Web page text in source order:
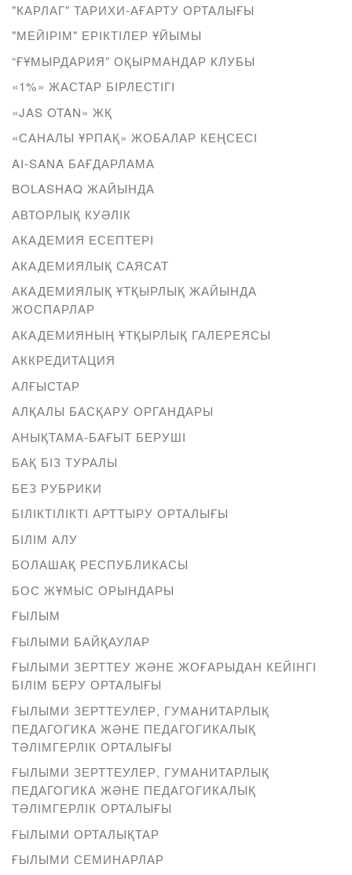
"КАРЛАГ" ТАРИХИ-АҒАРТУ ОРТАЛЫҒЫ
"МЕЙІРІМ" ЕРІКТІЛЕР ҰЙЫМЫ
“ҒҰМЫРДАРИЯ” ОҚЫРМАНДАР КЛУБЫ
«1%» ЖАСТАР БІРЛЕСТІГІ
«JAS OTAN» ЖҚ
«САНАЛЫ ҰРПАҚ» ЖОБАЛАР КЕҢСЕСІ
AI-SANA БАҒДАРЛАМА
BOLASHAQ ЖАЙЫНДА
АВТОРЛЫҚ КУӘЛІК
АКАДЕМИЯ ЕСЕПТЕРІ
АКАДЕМИЯЛЫҚ САЯСАТ
АКАДЕМИЯЛЫҚ ҰТҚЫРЛЫҚ ЖАЙЫНДА
ЖОСПАРЛАР
АКАДЕМИЯНЫҢ ҰТҚЫРЛЫҚ ГАЛЕРЕЯСЫ
АККРЕДИТАЦИЯ
АЛҒЫСТАР
АЛҚАЛЫ БАСҚАРУ ОРГАНДАРЫ
АНЫҚТАМА-БАҒЫТ БЕРУШІ
БАҚ БІЗ ТУРАЛЫ
БЕЗ РУБРИКИ
БІЛІКТІЛІКТІ АРТТЫРУ ОРТАЛЫҒЫ
БІЛІМ АЛУ
БОЛАШАҚ РЕСПУБЛИКАСЫ
БОС ЖҰМЫС ОРЫНДАРЫ
ҒЫЛЫМ
ҒЫЛЫМИ БАЙҚАУЛАР
ҒЫЛЫМИ ЗЕРТТЕУ ЖӘНЕ ЖОҒАРЫДАН КЕЙІНГІ
БІЛІМ БЕРУ ОРТАЛЫҒЫ
ҒЫЛЫМИ ЗЕРТТЕУЛЕР, ГУМАНИТАРЛЫҚ
ПЕДАГОГИКА ЖӘНЕ ПЕДАГОГИКАЛЫҚ
ТӘЛІМГЕРЛІК ОРТАЛЫҒЫ
ҒЫЛЫМИ ЗЕРТТЕУЛЕР, ГУМАНИТАРЛЫҚ
ПЕДАГОГИКА ЖӘНЕ ПЕДАГОГИКАЛЫҚ
ТӘЛІМГЕРЛІК ОРТАЛЫҒЫ
ҒЫЛЫМИ ОРТАЛЫҚТАР
ҒЫЛЫМИ СЕМИНАРЛАР